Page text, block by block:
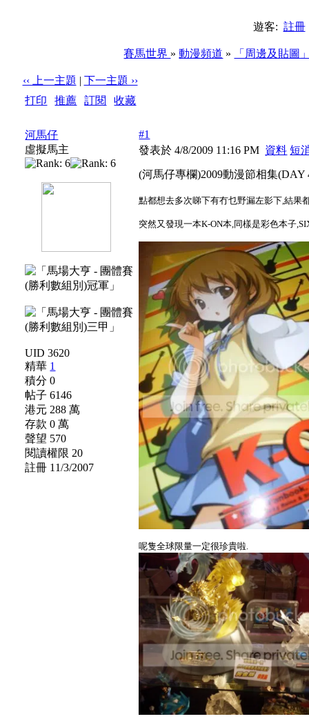
遊客: 註冊
賽馬世界 »動漫頻道 » 「周邊及貼圖
‹‹ 上一主題 | 下一主題 ››
打印 |推薦 |訂閱 |收藏
河馬仔
虛擬馬主
UID 3620
精華 1
積分 0
帖子 6146
港元 288 萬
存款 0 萬
聲望 570
閱讀權限 20
註冊 11/3/2007
#1
發表於 4/8/2009 11:16 PM 資料 短
(河馬仔專欄)2009動漫節相集(DAY
點都想去多次睇下有冇乜野漏左影下,結果
突然又發現一本K-ON本,同樣是彩色本子
呢隻全球限量一定很珍貴啦.